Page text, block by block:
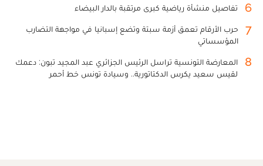
6 تفاصيل منشأة رياضية كبرى مرتقبة بالدار البيضاء
7
حرب الأرقام تعمق أزمة سبتة وتضع إسبانيا في مواجهة التضارب
المؤسساتي
8
المعارضة التونسية تراسل الرئيس الجزائري عبد المجيد تبون: دعمك
لقيس سعيد يكرس الدكتاتورية.. وسيادة تونس خط أحمر